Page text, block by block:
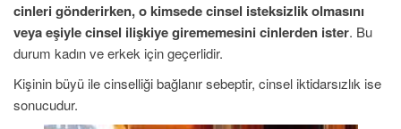
cinleri gönderirken, o kimsede cinsel isteksizlik olmasını
veyaeşiyle cinsel ilişkiye girememesini cinlerden ister. Bu
durum kadın ve erkek için geçerlidir.
Kişinin büyü ile cinselliği bağlanır sebeptir, cinsel iktidarsızlık ise
sonucudur.